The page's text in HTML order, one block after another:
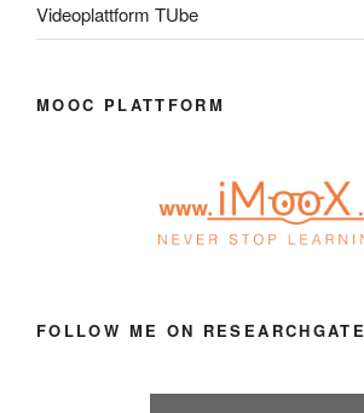
Videoplattform TUbe
MOOC PLATTFORM
FOLLOW ME ON RESEARCHGATE